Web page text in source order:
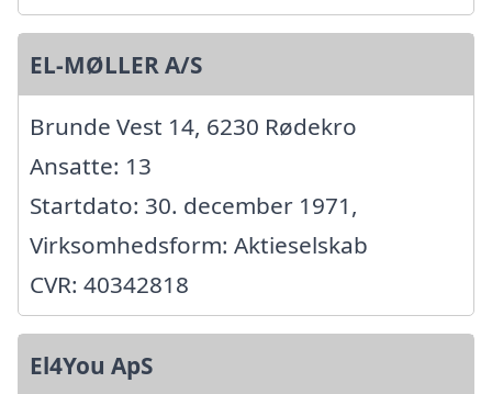
EL-MØLLER A/S
Brunde Vest 14, 6230 Rødekro
Ansatte: 13
Startdato: 30. december 1971,
Virksomhedsform: Aktieselskab
CVR: 40342818
El4You ApS